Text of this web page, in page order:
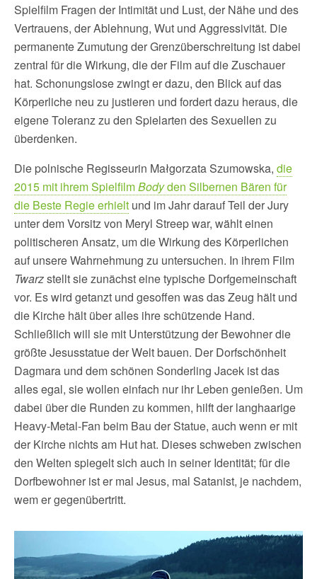
Spielfilm Fragen der Intimität und Lust, der Nähe und des
Vertrauens, der Ablehnung, Wut und Aggressivität. Die
permanente Zumutung der Grenzüberschreitung ist dabei
zentral für die Wirkung, die der Film auf die Zuschauer
hat. Schonungslose zwingt er dazu, den Blick auf das
Körperliche neu zu justieren und fordert dazu heraus, die
eigene Toleranz zu den Spielarten des Sexuellen zu
überdenken.
Die polnische Regisseurin Małgorzata Szumowska, die
2015 mit ihrem SpielfilmBodyden Silbernen Bären für
die Beste Regie erhielt und im Jahr darauf Teil der Jury
unter dem Vorsitz von Meryl Streep war, wählt einen
politischeren Ansatz, um die Wirkung des Körperlichen
auf unsere Wahrnehmung zu untersuchen. In ihrem Film
Twarzstellt sie zunächst eine typische Dorfgemeinschaft
vor. Es wird getanzt und gesoffen was das Zeug hält und
die Kirche hält über alles ihre schützende Hand.
Schließlich will sie mit Unterstützung der Bewohner die
größte Jesusstatue der Welt bauen. Der Dorfschönheit
Dagmara und dem schönen Sonderling Jacek ist das
alles egal, sie wollen einfach nur ihr Leben genießen. Um
dabei über die Runden zu kommen, hilft der langhaarige
Heavy-Metal-Fan beim Bau der Statue, auch wenn er mit
der Kirche nichts am Hut hat. Dieses schweben zwischen
den Welten spiegelt sich auch in seiner Identität; für die
Dorfbewohner ist er mal Jesus, mal Satanist, je nachdem,
wem er gegenübertritt.